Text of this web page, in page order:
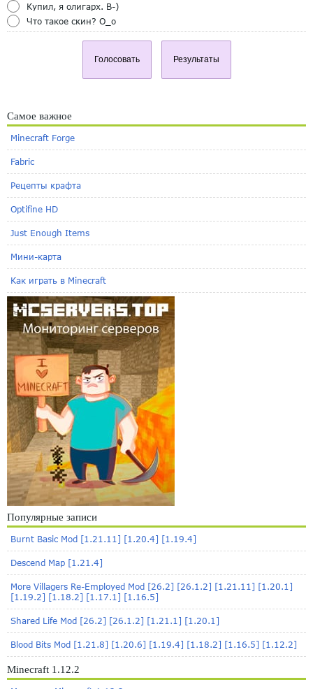
Купил, я олигарх. B-)
Что такое скин? O_o
Голосовать Результаты
Самое важное
Minecraft Forge
Fabric
Рецепты крафта
Optifine HD
Just Enough Items
Мини-карта
Как играть в Minecraft
Популярные записи
Burnt Basic Mod [1.21.11] [1.20.4] [1.19.4]
Descend Map [1.21.4]
More Villagers Re-Employed Mod [26.2] [26.1.2] [1.21.11] [1.20.1]
[1.19.2] [1.18.2] [1.17.1] [1.16.5]
Shared Life Mod [26.2] [26.1.2] [1.21.1] [1.20.1]
Blood Bits Mod [1.21.8] [1.20.6] [1.19.4] [1.18.2] [1.16.5] [1.12.2]
Minecraft 1.12.2